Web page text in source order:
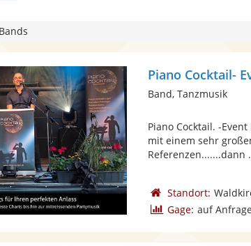
Piano Cocktail-
Band, Tanzmusik
Piano Cocktail. -
mit einem sehr
Referenzen.......dann
Standort:
Gage: auf